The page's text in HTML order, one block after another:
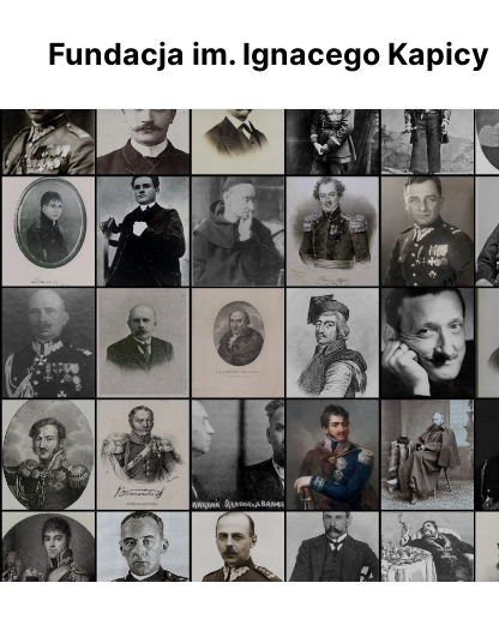
Fundacja im. Ignacego Kapicy